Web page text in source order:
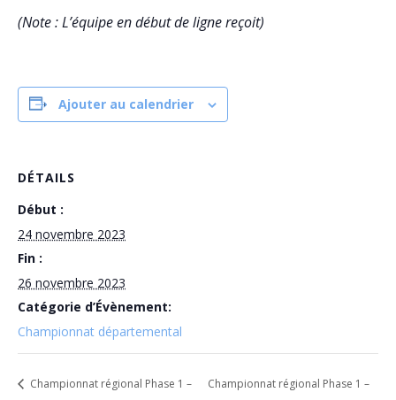
(Note : L’équipe en début de ligne reçoit)
Ajouter au calendrier
DÉTAILS
Début :
24 novembre 2023
Fin :
26 novembre 2023
Catégorie d’Évènement:
Championnat départemental
Championnat régional Phase 1 –
Championnat régional Phase 1 –